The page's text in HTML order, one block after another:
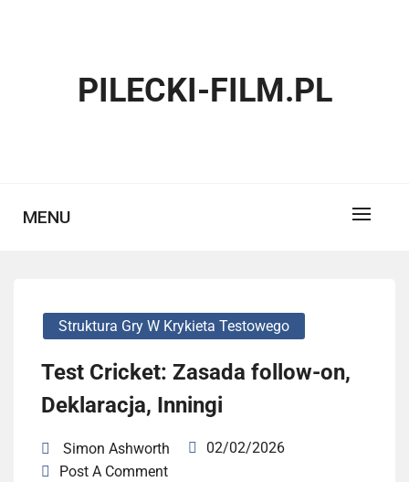
PILECKI-FILM.PL
MENU
Struktura Gry W Krykieta Testowego
Test Cricket: Zasada follow-on,
Deklaracja, Inningi
Simon Ashworth
02/02/2026
Post A Comment